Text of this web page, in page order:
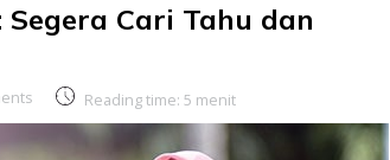
Cari Tahu dan
Reading time: 5 menit